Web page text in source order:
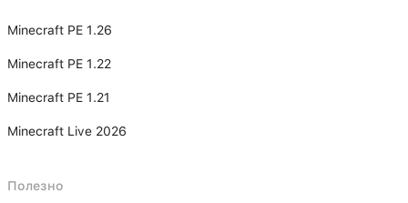
Minecraft PE 1.26
Minecraft PE 1.22
Minecraft PE 1.21
Minecraft Live 2026
Полезно